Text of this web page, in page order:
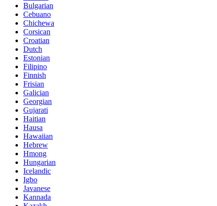
Bulgarian
Cebuano
Chichewa
Corsican
Croatian
Dutch
Estonian
Filipino
Finnish
Frisian
Galician
Georgian
Gujarati
Haitian
Hausa
Hawaiian
Hebrew
Hmong
Hungarian
Icelandic
Igbo
Javanese
Kannada